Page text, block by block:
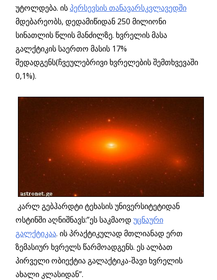
უტოლდება. ისპერსევსის თანავარსკვლავედში
მდებარეობს, დედამიწიდან 250 მილიონი
სინათლის წლის მანძილზე. ხვრელის მასა
გალქტიკის საერთო მასის 17%
შედადგენს(ჩვეულებრივი ხვრელების შემთხვევაში
0,1%).
კარლ გებჰარდტი ტეხასის უნივერსიტეტიდან
ოსტინში აღნიშნავს:”ეს საკმაოდუცნაური
გალქტიკაა. ის პრაქტიკულად მთლიანად ერთ
ზემასიურ ხვრელს წარმოადგენს. ეს ალბათ
პირველი ობიექტია გალაქტიკა-შავი ხვრელის
ახალი კლასიდან”.